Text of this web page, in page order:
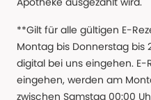
**Gilt für alle gültigen E-
Montag bis Donnerstag bis
digital bei uns eingehen. E-
eingehen, werden am
zwischen Samstag 00:00